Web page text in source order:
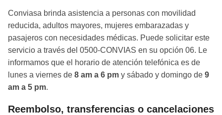
Conviasa brinda asistencia a personas con movilidad
reducida, adultos mayores, mujeres embarazadas y
pasajeros con necesidades médicas. Puede solicitar este
servicio a través del 0500-CONVIAS en su opción 06. Le
informamos que el horario de atención telefónica es de
lunes a viernes de 8 am a 6 pm y sábado y domingo de 9
am a 5 pm.
Reembolso, transferencias o cancelaciones